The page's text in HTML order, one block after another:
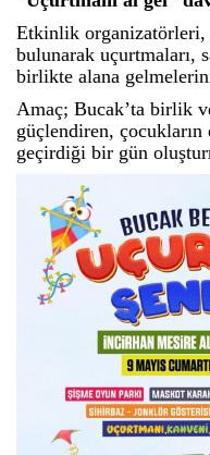
Etkinlik organizatörleri,
bulunarak uçurtmaları,
birlikte alana
Amaç; Bucak’ta birlik
güçlendiren,
geçirdiği bir gün